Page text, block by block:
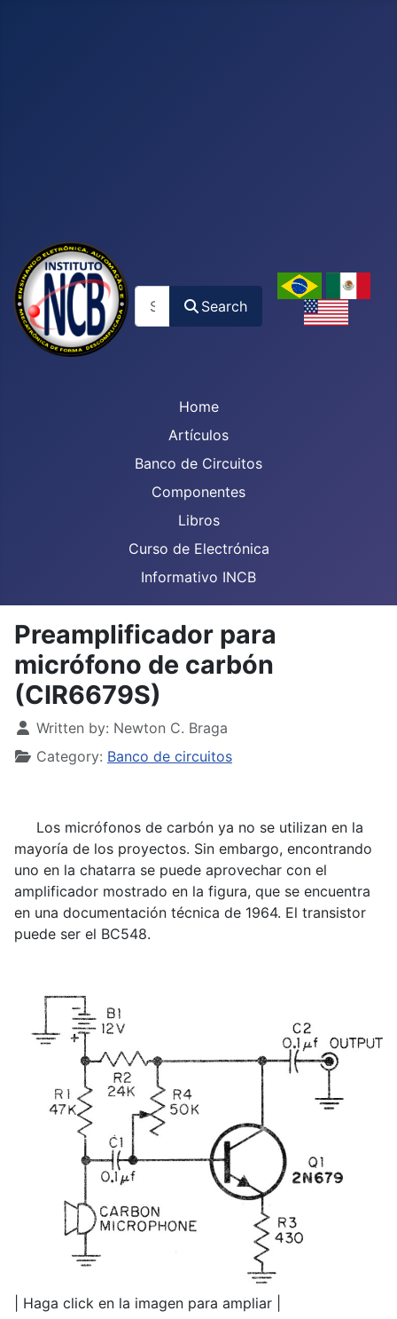
Search
Home
Artículos
Banco de Circuitos
Componentes
Libros
Curso de Electrónica
Informativo INCB
Preamplificador para
micrófono de carbón
(CIR6679S)
Details
Written by: Newton C. Braga
Category: Banco de circuitos
Los micrófonos de carbón ya no se utilizan en la
mayoría de los proyectos. Sin embargo, encontrando
uno en la chatarra se puede aprovechar con el
amplificador mostrado en la figura, que se encuentra
en una documentación técnica de 1964. El transistor
puede ser el BC548.
| Haga click en la imagen para ampliar |